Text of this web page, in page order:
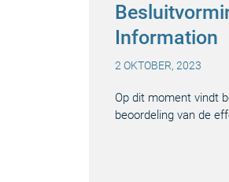
Information
2 OKTOBER, 2023
Op dit moment vindt
beoordeling van de